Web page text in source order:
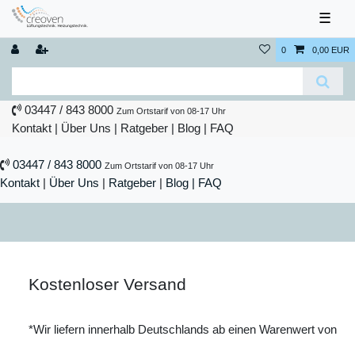
☰
0 0,00 EUR
03447 / 843 8000 Zum Ortstarif von 08-17 Uhr
Kontakt | Über Uns | Ratgeber | Blog | FAQ
03447 / 843 8000 Zum Ortstarif von 08-17 Uhr
Kontakt | Über Uns | Ratgeber | Blog | FAQ
Kostenloser Versand
*Wir liefern innerhalb Deutschlands ab einen Warenwert von